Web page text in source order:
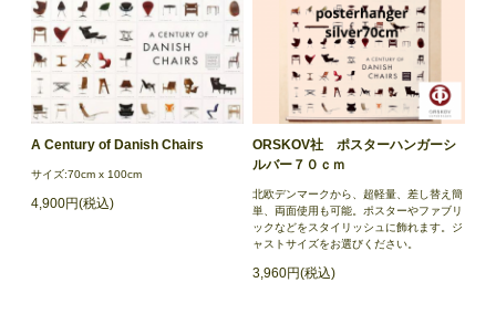
A Century of Danish Chairs
サイズ:70cm x 100cm
4,900円(税込)
ORSKOV社 ポスターハンガーシ
ルバー７０ｃｍ
北欧デンマークから、超軽量、差し替え簡
単、両面使用も可能。ポスターやファブリ
ックなどをスタイリッシュに飾れます。ジ
ャストサイズをお選びください。
3,960円(税込)